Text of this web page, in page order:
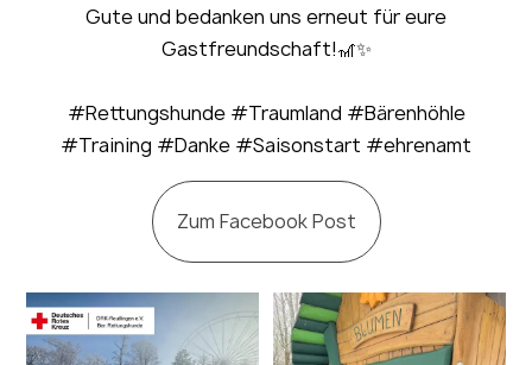
Gute und bedanken uns erneut für eure
Gastfreundschaft!🎢✨
#Rettungshunde #Traumland #Bärenhöhle
#Training #Danke #Saisonstart #ehrenamt
Zum Facebook Post